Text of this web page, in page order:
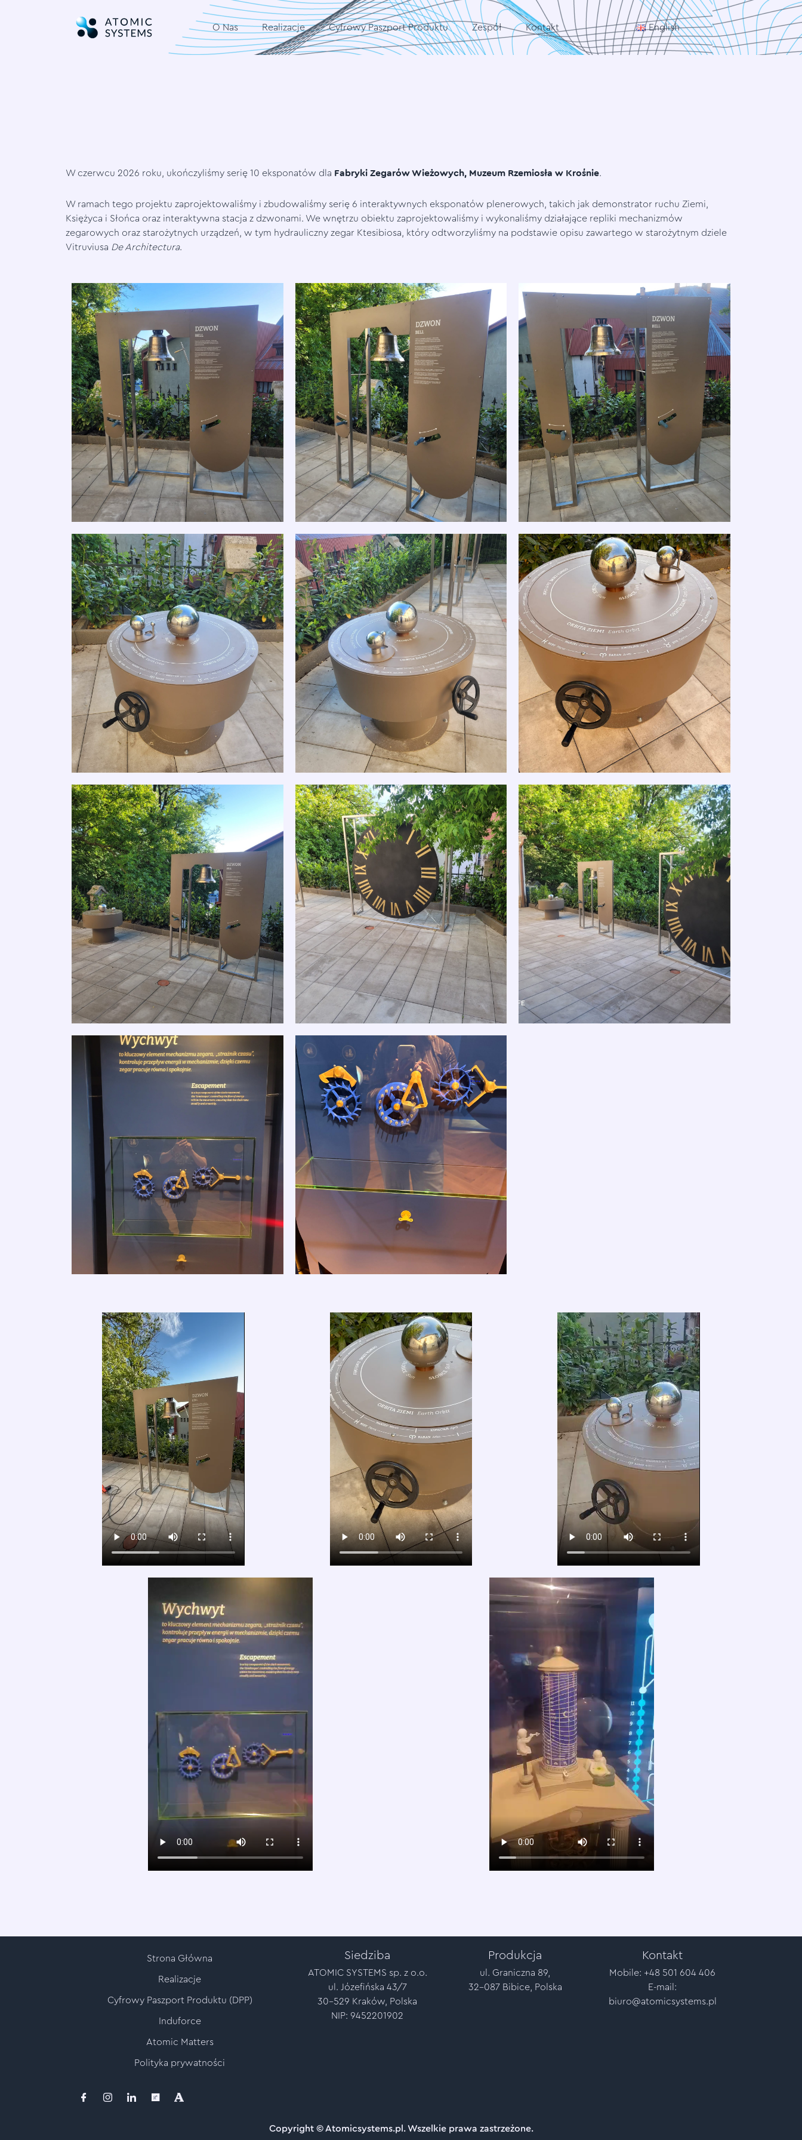
O Nas Realizacje Cyfrowy Paszport Produktu Zespół Kontakt English
W czerwcu 2026 roku, ukończyliśmy serię 10 eksponatów dla Fabryki Zegarów Wieżowych, Muzeum Rzemiosła w Krośnie.
W ramach tego projektu zaprojektowaliśmy i zbudowaliśmy serię 6 interaktywnych eksponatów plenerowych, takich jak demonstrator ruchu Ziemi,
Księżyca i Słońca oraz interaktywna stacja z dzwonami. We wnętrzu obiektu zaprojektowaliśmy i wykonaliśmy działające repliki mechanizmów
zegarowych oraz starożytnych urządzeń, w tym hydrauliczny zegar Ktesibiosa, który odtworzyliśmy na podstawie opisu zawartego w starożytnym dziele
Vitruviusa De Architectura.
Strona Główna
Realizacje
Cyfrowy Paszport Produktu (DPP)
Induforce
Atomic Matters
Polityka prywatności
Siedziba
ATOMIC SYSTEMS sp. z o.o.
ul. Józefińska 43/7
30-529 Kraków, Polska
NIP: 9452201902
Produkcja
ul. Graniczna 89,
32-087 Bibice, Polska
Kontakt
Mobile: +48 501 604 406
E-mail:
biuro@atomicsystems.pl
Copyright © Atomicsystems.pl. Wszelkie prawa zastrzeżone.